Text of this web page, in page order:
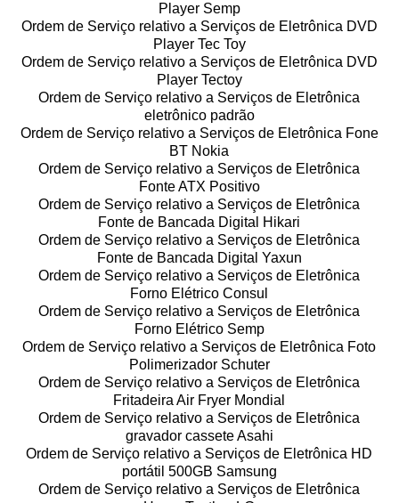
Player Semp
Ordem de Serviço relativo a Serviços de Eletrônica DVD
Player Tec Toy
Ordem de Serviço relativo a Serviços de Eletrônica DVD
Player Tectoy
Ordem de Serviço relativo a Serviços de Eletrônica
eletrônico padrão
Ordem de Serviço relativo a Serviços de Eletrônica Fone
BT Nokia
Ordem de Serviço relativo a Serviços de Eletrônica
Fonte ATX Positivo
Ordem de Serviço relativo a Serviços de Eletrônica
Fonte de Bancada Digital Hikari
Ordem de Serviço relativo a Serviços de Eletrônica
Fonte de Bancada Digital Yaxun
Ordem de Serviço relativo a Serviços de Eletrônica
Forno Elétrico Consul
Ordem de Serviço relativo a Serviços de Eletrônica
Forno Elétrico Semp
Ordem de Serviço relativo a Serviços de Eletrônica Foto
Polimerizador Schuter
Ordem de Serviço relativo a Serviços de Eletrônica
Fritadeira Air Fryer Mondial
Ordem de Serviço relativo a Serviços de Eletrônica
gravador cassete Asahi
Ordem de Serviço relativo a Serviços de Eletrônica HD
portátil 500GB Samsung
Ordem de Serviço relativo a Serviços de Eletrônica